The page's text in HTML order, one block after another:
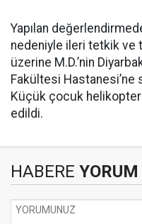
Yapılan
nedeniyle ileri tetkik ve
üzerine M.D.’nin
Fakültesi
Küçük çocuk helikopter
edildi.
HABERE